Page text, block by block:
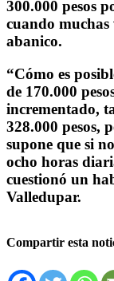
300.000 pesos
cuando muchas
abanico.
“Cómo es
de 170.000
incrementado,
328.000 pesos,
supone que si
ocho horas
cuestionó un
Valledupar.
Compartir esta